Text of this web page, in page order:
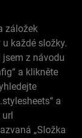
záložek
každé složky.
jsem z návodu
a klikněte
a
url
„Složka